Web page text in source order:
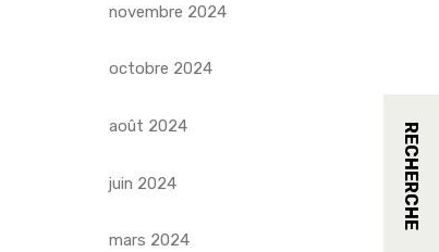
RECHERCHE
novembre 2024
octobre 2024
août 2024
juin 2024
mars 2024